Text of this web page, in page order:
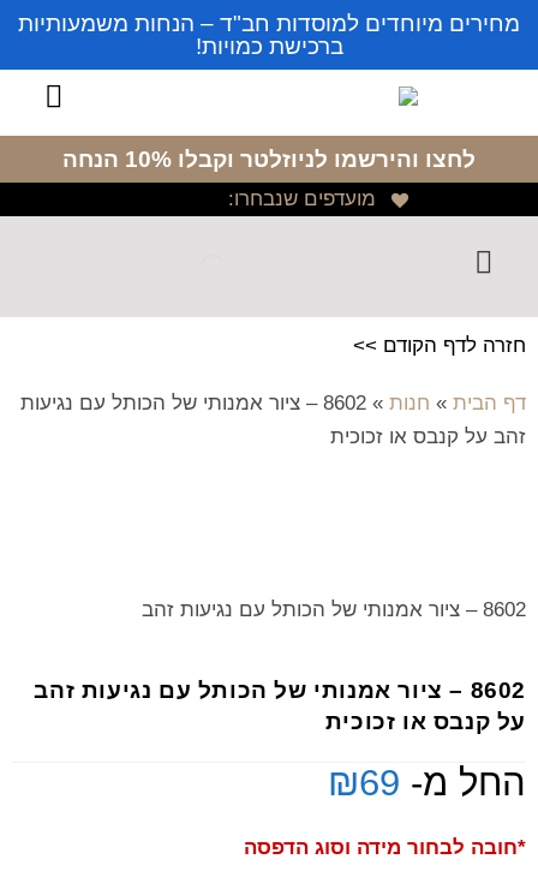
מחירים מיוחדים למוסדות חב"ד – הנחות משמעותיות
ברכישת כמויות!
לחצו והירשמו לניוזלטר וקבלו 10% הנחה
מועדפים שנבחרו:
חזרה לדף הקודם >>
דף הבית » חנות »
8602 – ציור אמנותי של הכותל עם נגיעות
זהב על קנבס או זכוכית
8602 – ציור אמנותי של הכותל עם נגיעות זהב
8602 – ציור אמנותי של הכותל עם נגיעות זהב
על קנבס או זכוכית
החל מ- ₪69
*חובה לבחור מידה וסוג הדפסה